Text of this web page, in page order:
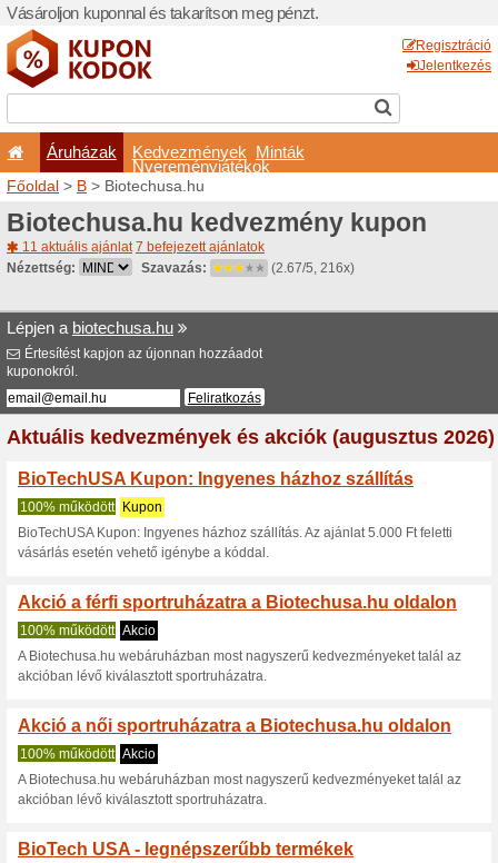
Vásároljon kuponnal és
Áruházak
Főoldal>B>
Biotechusa.hu
11 aktuális ajánlat 7
Nézettség:
Lépjen abiotechusa.hu